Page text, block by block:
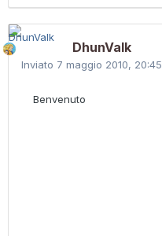
DhunValk
Inviato 7 maggio 2010, 20:45
Benvenuto